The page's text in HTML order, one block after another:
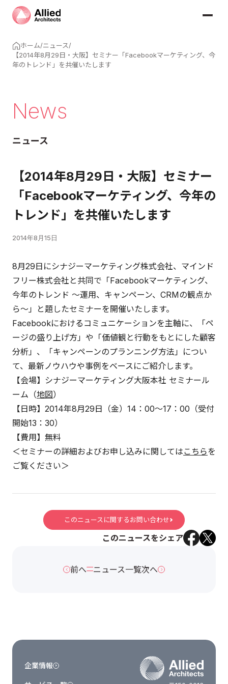
ホーム/ニュース/
【2014年8月29日・大阪】セミナー「Facebookマーケティング、今
年のトレンド」を共催いたします
News
ニュース
【2014年8月29日・大阪】セミナー
「Facebookマーケティング、今年の
トレンド」を共催いたします
2014年8月15日
8月29日にシナジーマーケティング株式会社、マインド
フリー株式会社と共同で「Facebookマーケティング、
今年のトレンド ～運用、キャンペーン、CRMの観点か
ら～」と題したセミナーを開催いたします。
Facebookにおけるコミュニケーションを主軸に、「ペ
ージの盛り上げ方」や「価値観と行動をもとにした顧客
分析」、「キャンペーンのプランニング方法」につい
て、最新ノウハウや事例をベースにご紹介します。
【会場】シナジーマーケティング大阪本社 セミナール
ーム（地図）
【日時】2014年8月29日（金）14：00～17：00（受付
開始13：30）
【費用】無料
＜セミナーの詳細およびお申し込みに関しては こちらを
ご覧ください＞
このニュースに関するお問い合わせ
このニュースをシェア
前へ ニュース一覧次へ
企業情報